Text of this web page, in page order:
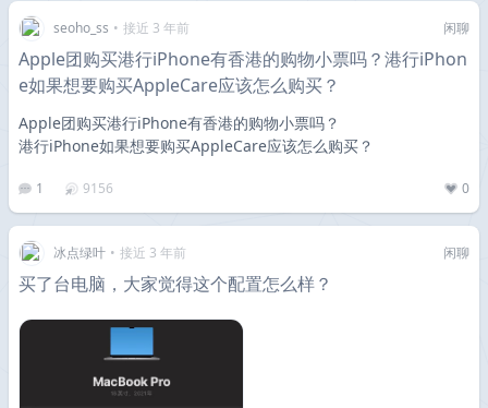
seoho_ss • 接近 3 年前 闲聊
Apple团购买港行iPhone有香港的购物小票吗？港行iPhon
e如果想要购买AppleCare应该怎么购买？
Apple团购买港行iPhone有香港的购物小票吗？
港行iPhone如果想要购买AppleCare应该怎么购买？
1 9156 0
冰点绿叶 • 接近 3 年前 闲聊
买了台电脑，大家觉得这个配置怎么样？